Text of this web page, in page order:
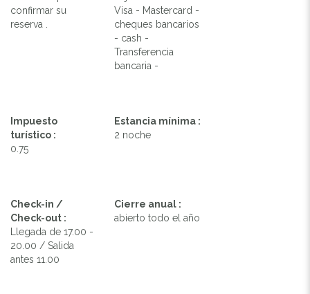
confirmar su
reserva .
Visa - Mastercard -
cheques bancarios
- cash -
Transferencia
bancaria -
Impuesto
turístico :
0.75
Estancia mínima :
2 noche
Check-in /
Check-out :
Llegada de 17.00 -
20.00 / Salida
antes 11.00
Cierre anual :
abierto todo el año